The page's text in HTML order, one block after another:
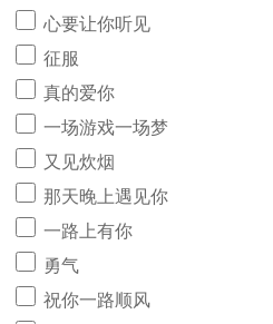
心要让你听见
征服
真的爱你
一场游戏一场梦
又见炊烟
那天晚上遇见你
一路上有你
勇气
祝你一路顺风